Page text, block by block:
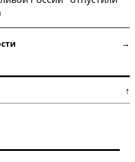
новости →
↑